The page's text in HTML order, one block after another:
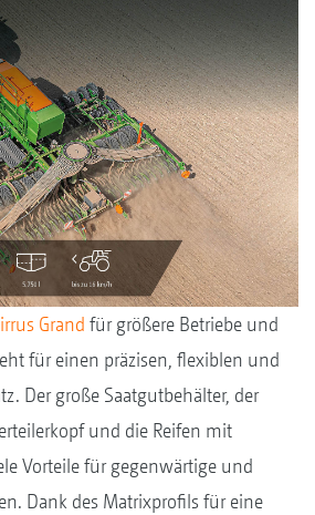
Grand für größere Betriebe und
für einen präzisen, flexiblen und
Der große Saatgutbehälter, der
und die Reifen mit
Vorteile für gegenwärtige und
Dank des Matrixprofils für eine